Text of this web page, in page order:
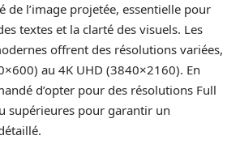
de l’image projetée, essentielle pour
textes et la clarté des visuels. Les
offrent des résolutions variées,
au 4K UHD (3840×2160). En
d’opter pour des résolutions Full
supérieures pour garantir un